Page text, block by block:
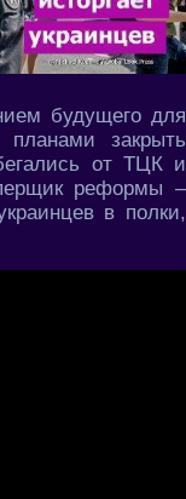
будущего для
закрыть
от ТЦК и
реформы –
в полки,